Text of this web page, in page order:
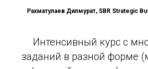
профессионал своего
опытом и очень
примерами. Всегда готов,
вопросы. Очень рад, что
Рахматулаев Дилмурат, SBR Strategic
Интенсивный курс с
заданий в разной форме